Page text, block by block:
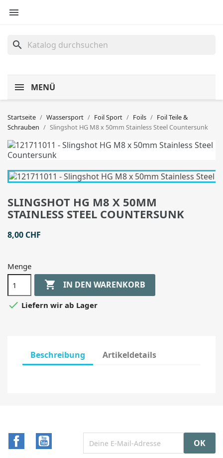

search
MENÜ
Startseite Wassersport Foil Sport Foils
Foil Teile &
Schrauben
Slingshot HG M8 x 50mm Stainless Steel Countersunk
SLINGSHOT HG M8 X 50MM
STAINLESS STEEL COUNTERSUNK
8,00 CHF
Menge
 IN DEN WARENKORB
 Liefern wir ab Lager
Beschreibung Artikeldetails
Facebook